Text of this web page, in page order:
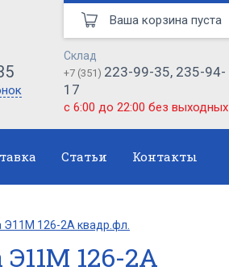
Склад
+7 (351) 223-99-35, 235-94-
17
с 6:00 до 22:00 без выходных
Ваша корзина пуста
Статьи Контакты
Э11М 126-2А квадр.фл.
126-2А